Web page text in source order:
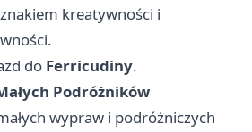
kreatywności i
do Ferricudiny.
Podróżników
wypraw i podróżniczych